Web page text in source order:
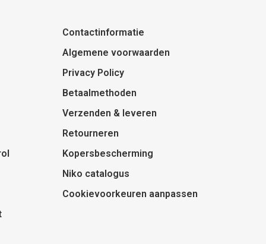
Contactinformatie
Algemene voorwaarden
Privacy Policy
Betaalmethoden
Verzenden & leveren
Retourneren
Kopersbescherming
Niko catalogus
Cookievoorkeuren aanpassen